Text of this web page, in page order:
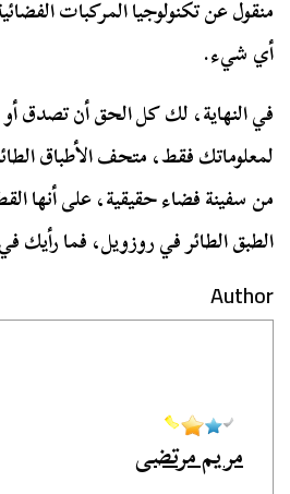
منقول عن تكنولوجيا المركبات
أي شيء.
في النهاية، لك كل الحق أن تصدق
لمعلوماتك فقط، متحف الأطباق
من سفينة فضاء حقيقية، على أنها
الطبق الطائر في روزويل، فما رأيك
Author
مريم مرتضى